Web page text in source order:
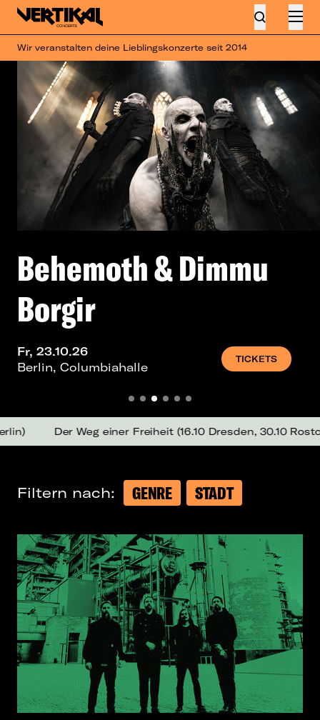
Wir veranstalten deine Lieblingskonzerte seit 2014
Behemoth & Dimmu
Borgir
Fr, 23.10.26
Berlin, Columbiahalle
TICKETS
Weg einer Freiheit (16.10 Dresden,30.10 Rostock)
Filtern nach: GENRE STADT